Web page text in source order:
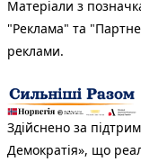
Матеріали з
"Реклама" та
реклами.
Здійснено за
Демократія», що